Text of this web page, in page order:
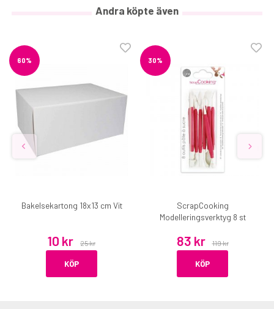
Andra köpte även
60%
Bakelsekartong 18x13 cm Vit
10 kr 25 kr
KÖP
30%
ScrapCooking
Modelleringsverktyg 8 st
83 kr 119 kr
KÖP